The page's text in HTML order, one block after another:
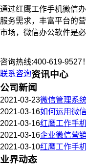
通过红鹰工作手机微信
服务需求，丰富平台的
市场，微信办公软件是必
咨询热线:400-619-9527！
联系咨询资讯中心
公司新闻
2021-03-23微信管理系
2021-03-16如何运用微
2021-03-16红鹰工作手
2021-03-16企业微信营
2021-03-10红鹰工作手
业界动态